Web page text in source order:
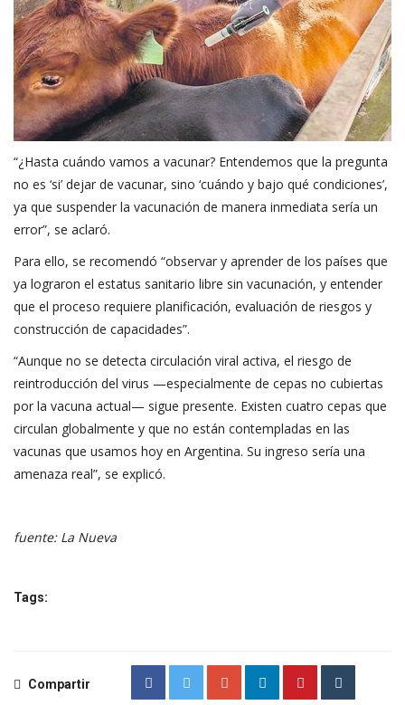
“¿Hasta cuándo vamos a vacunar? Entendemos que la pregunta
no es ‘si’ dejar de vacunar, sino ‘cuándo y bajo qué condiciones’,
ya que suspender la vacunación de manera inmediata sería un
error”, se aclaró.
Para ello, se recomendó “observar y aprender de los países que
ya lograron el estatus sanitario libre sin vacunación, y entender
que el proceso requiere planificación, evaluación de riesgos y
construcción de capacidades”.
“Aunque no se detecta circulación viral activa, el riesgo de
reintroducción del virus —especialmente de cepas no cubiertas
por la vacuna actual— sigue presente. Existen cuatro cepas que
circulan globalmente y que no están contempladas en las
vacunas que usamos hoy en Argentina. Su ingreso sería una
amenaza real”, se explicó.
fuente: La Nueva
Tags:
Compartir